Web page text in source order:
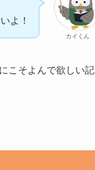
カイくん
よ！
こそよんで欲しい記